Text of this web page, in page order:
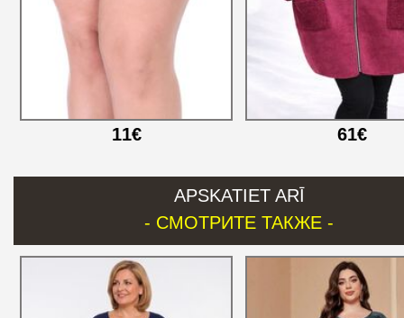
11€ 61€
APSKATIET ARĪ
- СМОТРИТЕ ТАКЖЕ -